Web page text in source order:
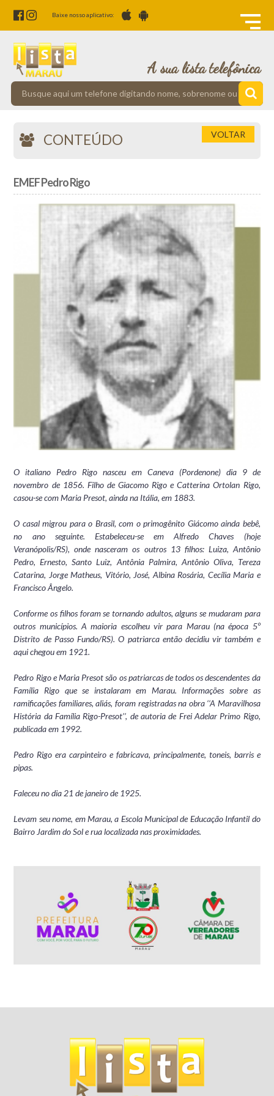
Baixe nosso aplicativo:
A sua lista telefônica
CONTEÚDO VOLTAR
EMEF Pedro Rigo
O italiano Pedro Rigo nasceu em Caneva (Pordenone) dia 9 de
novembro de 1856. Filho de Giacomo Rigo e Catterina Ortolan Rigo,
casou-se com Maria Presot, ainda na Itália, em 1883.
O casal migrou para o Brasil, com o primogênito Giácomo ainda bebê,
no ano seguinte. Estabeleceu-se em Alfredo Chaves (hoje
Veranópolis/RS), onde nasceram os outros 13 filhos: Luiza, Antônio
Pedro, Ernesto, Santo Luiz, Antônia Palmira, Antônio Oliva, Tereza
Catarina, Jorge Matheus, Vitório, José, Albina Rosária, Cecília Maria e
Francisco Ângelo.
Conforme os filhos foram se tornando adultos, alguns se mudaram para
outros municípios. A maioria escolheu vir para Marau (na época 5º
Distrito de Passo Fundo/RS). O patriarca então decidiu vir também e
aqui chegou em 1921.
Pedro Rigo e Maria Presot são os patriarcas de todos os descendentes da
Família Rigo que se instalaram em Marau. Informações sobre as
ramificações familiares, aliás, foram registradas na obra ‘‘A Maravilhosa
História da Família Rigo-Presot’’, de autoria de Frei Adelar Primo Rigo,
publicada em 1992.
Pedro Rigo era carpinteiro e fabricava, principalmente, toneis, barris e
pipas.
Faleceu no dia 21 de janeiro de 1925.
Levam seu nome, em Marau, a Escola Municipal de Educação Infantil do
Bairro Jardim do Sol e rua localizada nas proximidades.